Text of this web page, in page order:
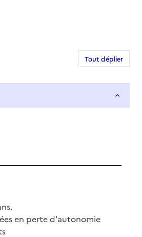
Tout déplier
en perte d'autonomie